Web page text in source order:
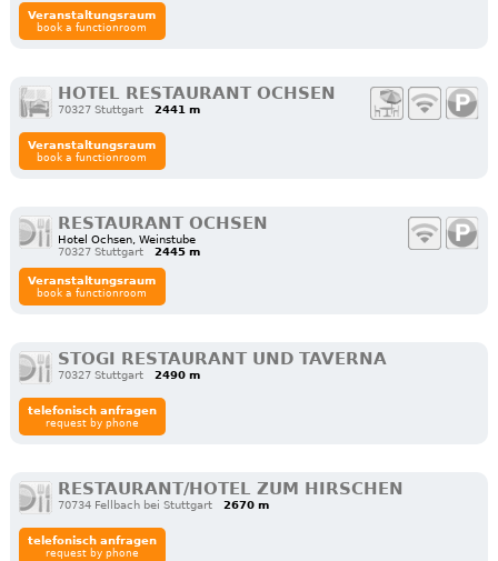
Veranstaltungsraum
book a functionroom
HOTEL RESTAURANT OCHSEN
70327 Stuttgart 2441 m
Veranstaltungsraum
book a functionroom
RESTAURANT OCHSEN
Hotel Ochsen, Weinstube
70327 Stuttgart
2445 m
Veranstaltungsraum
book a functionroom
STOGI RESTAURANT UND TAVERNA
70327 Stuttgart 2490 m
telefonisch anfragen
request by phone
RESTAURANT/HOTEL ZUM HIRSCHEN
70734 Fellbach bei Stuttgart 2670 m
telefonisch anfragen
request by phone